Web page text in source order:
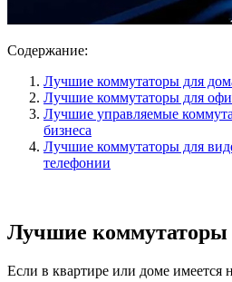
Содержание:
Лучшие коммутаторы для
Лучшие коммутаторы для
Лучшие управляемые
бизнеса
Лучшие коммутаторы для
телефонии
Лучшие коммутаторы
Если в квартире или доме имеется